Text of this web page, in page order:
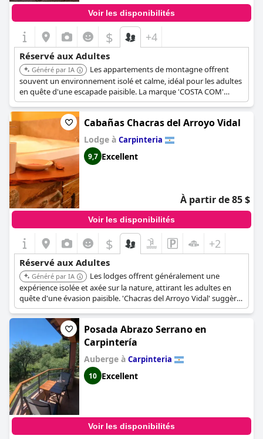
Voir les disponibilités
$ +4
Réservé aux Adultes
Généré par IA
Les appartements de montagne offrent
souvent un environnement isolé et calme, idéal pour les adultes
en quête d'une escapade paisible. La marque 'COSTA COM'
pourrait suggérer une propriété moderne et bien entretenue.
Cabañas Chacras del Arroyo Vidal
Lodge à Carpinteria
9,7 Excellent
À partir de 85 $
Voir les disponibilités
$ +2
Réservé aux Adultes
Généré par IA
Les lodges offrent généralement une
expérience isolée et axée sur la nature, attirant les adultes en
quête d'une évasion paisible. 'Chacras del Arroyo Vidal' suggère
un cadre rural avec des éléments aquatiques naturels,
renforçant la tranquillité.
Posada Abrazo Serrano en
Carpintería
Auberge à Carpinteria
10 Excellent
Voir les disponibilités